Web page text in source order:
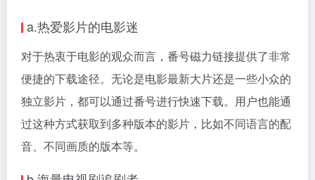
a.热爱影片的电影迷
对于热衷于电影的观众而言，番号磁力链接提供了非常
便捷的下载途径。无论是电影最新大片还是一些小众的
独立影片，都可以通过番号进行快速下载。用户也能通
过这种方式获取到多种版本的影片，比如不同语言的配
音、不同画质的版本等。